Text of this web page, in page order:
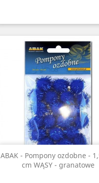
ABAK - Pompony ozdobne -
cm WĄSY - granatowe